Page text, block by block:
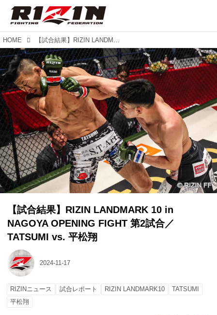
HOME 【試合結果】RIZIN LANDMARK 10 in NAGOYA OPENING FIGHT 第2試合／TATSUMI vs. 平松翔
【試合結果】RIZIN LANDMARK 10 in
NAGOYA OPENING FIGHT 第2試合／
TATSUMI vs. 平松翔
2024-11-17
RIZINニュース 試合レポート RIZIN LANDMARK10
TATSUMI
平松翔